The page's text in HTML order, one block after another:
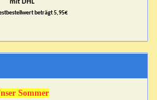
mit DHL
beträgt 5,95€
Sommer